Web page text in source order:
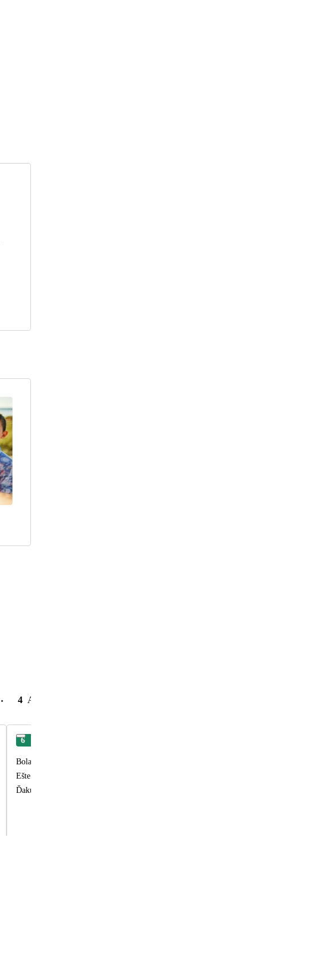
4 Atrakce v okolí
6
Bola táto dovolenka mimoriadne zaujímavá a chceme sa tam vrátiť presne do tochto hotela.
Ešte poprosím o informácie e-mail lom o dovolenkách na Zanzibár hotel Kiwengva beach
Ďakujeme